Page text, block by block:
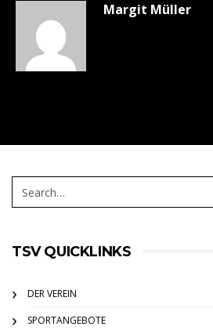
Margit Müller
TSV QUICKLINKS
DER VEREIN
SPORTANGEBOTE